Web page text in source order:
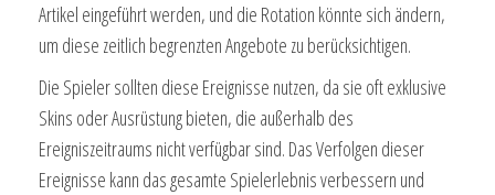
Artikel eingeführt werden, und die Rotation könnte sich ändern,
um diese zeitlich begrenzten Angebote zu berücksichtigen.
Die Spieler sollten diese Ereignisse nutzen, da sie oft exklusive
Skins oder Ausrüstung bieten, die außerhalb des
Ereigniszeitraums nicht verfügbar sind. Das Verfolgen dieser
Ereignisse kann das gesamte Spielerlebnis verbessern und